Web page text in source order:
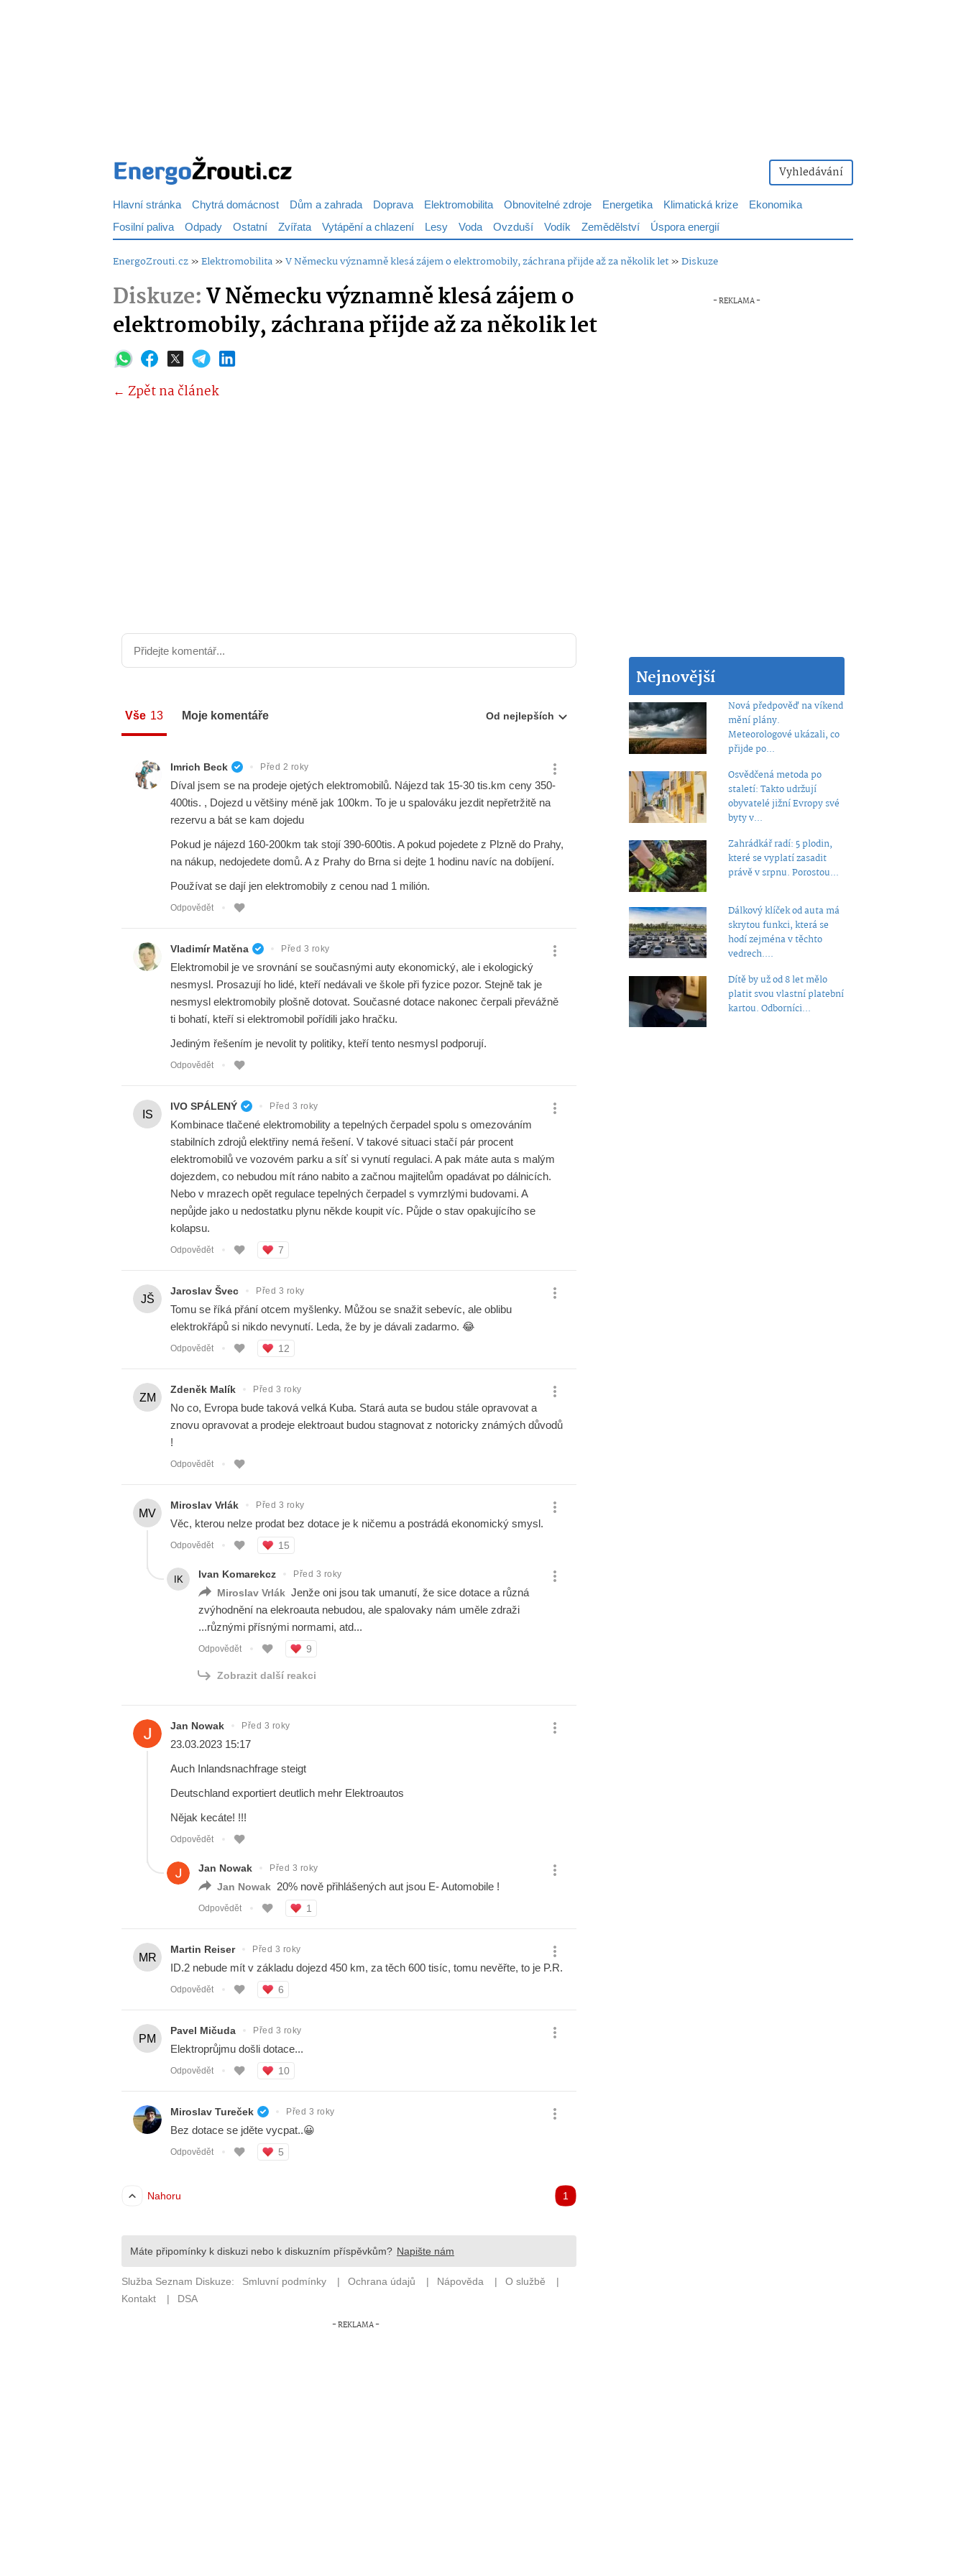
Vyhledávání
Hlavní stránka Chytrá domácnost Dům a zahrada Doprava Elektromobilita Obnovitelné zdroje Energetika Klimatická krize
Ekonomika
Fosilní paliva Odpady Ostatní Zvířata Vytápění a chlazení Lesy Voda Ovzduší Vodík Zemědělství Úspora energií
EnergoZrouti.cz»Elektromobilita»V Německu významně klesá zájem o elektromobily, záchrana přijde až za několik let»Diskuze
Diskuze:V Německu významně klesá zájem o
elektromobily, záchrana přijde až za několik let
← Zpět na článek
Nejnovější
Nová předpověď na víkend
mění plány.
Meteorologové ukázali, co
přijde po...
Osvědčená metoda po
staletí: Takto udržují
obyvatelé jižní Evropy své
byty v...
Zahrádkář radí: 5 plodin,
které se vyplatí zasadit
právě v srpnu. Porostou...
Dálkový klíček od auta má
skrytou funkci, která se
hodí zejména v těchto
vedrech....
Dítě by už od 8 let mělo
platit svou vlastní platební
kartou. Odborníci...